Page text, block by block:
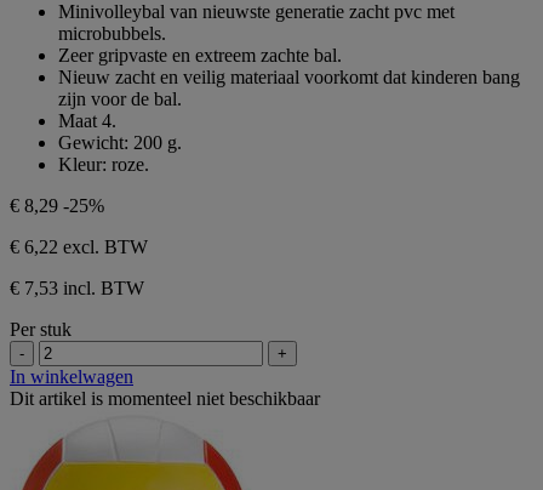
sterren.
Minivolleybal van nieuwste generatie zacht pvc met
microbubbels.
Zeer gripvaste en extreem zachte bal.
Nieuw zacht en veilig materiaal voorkomt dat kinderen bang
zijn voor de bal.
Maat 4.
Gewicht: 200 g.
Kleur: roze.
€ 8,29 -25%
€ 6,22 excl. BTW
€ 7,53 incl. BTW
Per stuk
- +
In winkelwagen
Dit artikel is momenteel niet beschikbaar